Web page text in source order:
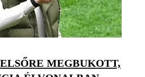
MEGBUKOTT,